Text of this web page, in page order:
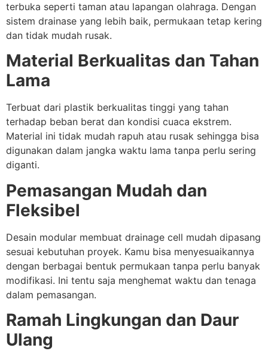
terbuka seperti taman atau lapangan olahraga. Dengan
sistem drainase yang lebih baik, permukaan tetap kering
dan tidak mudah rusak.
Material Berkualitas dan Tahan
Lama
Terbuat dari plastik berkualitas tinggi yang tahan
terhadap beban berat dan kondisi cuaca ekstrem.
Material ini tidak mudah rapuh atau rusak sehingga bisa
digunakan dalam jangka waktu lama tanpa perlu sering
diganti.
Pemasangan Mudah dan
Fleksibel
Desain modular membuat drainage cell mudah dipasang
sesuai kebutuhan proyek. Kamu bisa menyesuaikannya
dengan berbagai bentuk permukaan tanpa perlu banyak
modifikasi. Ini tentu saja menghemat waktu dan tenaga
dalam pemasangan.
Ramah Lingkungan dan Daur
Ulang